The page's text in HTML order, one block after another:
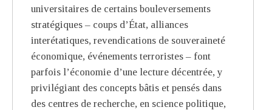
universitaires de certains bouleversements
stratégiques – coups d’État, alliances
interétatiques, revendications de souveraineté
économique, événements terroristes – font
parfois l’économie d’une lecture décentrée, y
privilégiant des concepts bâtis et pensés dans
des centres de recherche, en science politique,